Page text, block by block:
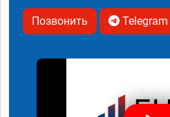
Позвонить Telegram